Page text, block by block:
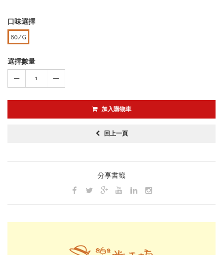
口味選擇
60/G
選擇數量
1
加入購物車
回上一頁
分享書籤